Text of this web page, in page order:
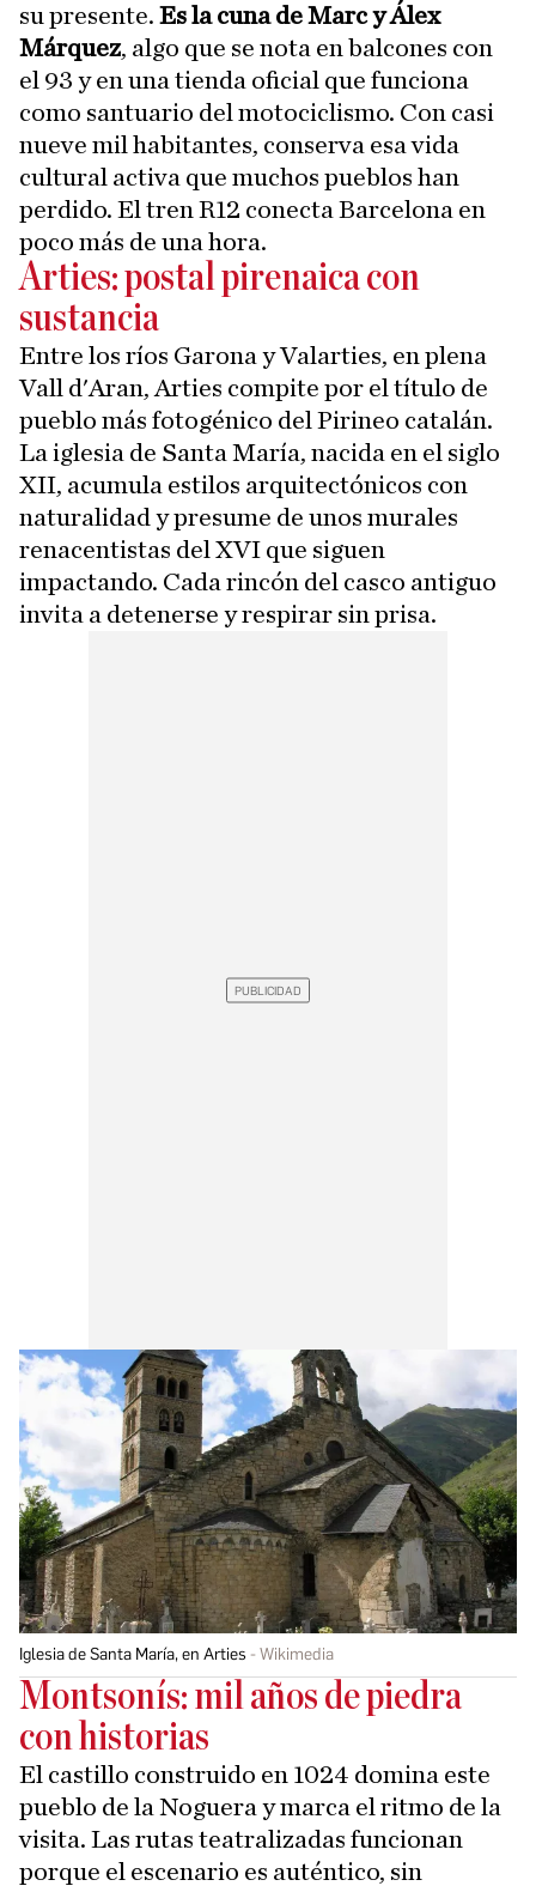
su presente. Es la cuna de Marc y Álex
Márquez, algo que se nota en balcones con
el 93 y en una tienda oficial que funciona
como santuario del motociclismo. Con casi
nueve mil habitantes, conserva esa vida
cultural activa que muchos pueblos han
perdido. El tren R12 conecta Barcelona en
poco más de una hora.
Arties: postal pirenaica con
sustancia
Entre los ríos Garona y Valarties, en plena
Vall d'Aran, Arties compite por el título de
pueblo más fotogénico del Pirineo catalán.
La iglesia de Santa María, nacida en el siglo
XII, acumula estilos arquitectónicos con
naturalidad y presume de unos murales
renacentistas del XVI que siguen
impactando. Cada rincón del casco antiguo
invita a detenerse y respirar sin prisa.
Iglesia de Santa María, en Arties Wikimedia
Montsonís: mil años de piedra
con historias
El castillo construido en 1024 domina este
pueblo de la Noguera y marca el ritmo de la
visita. Las rutas teatralizadas funcionan
porque el escenario es auténtico, sin